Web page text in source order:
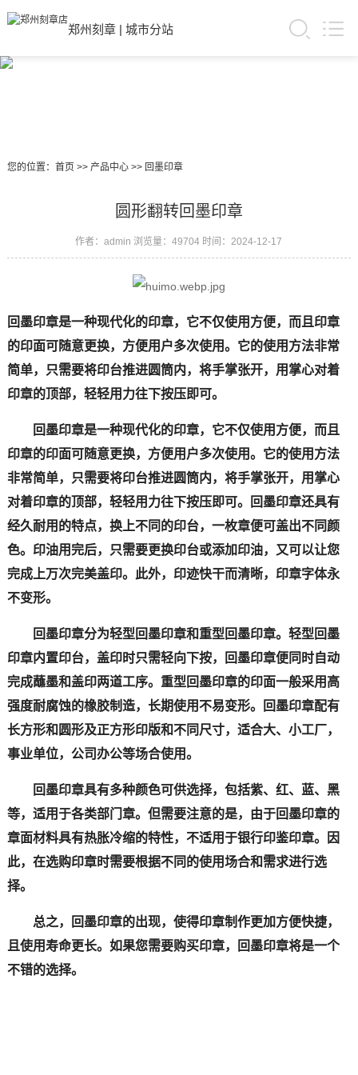
郑州刻章| 城市分站
您的位置： 首页 >> 产品中心>> 回墨印章
圆形翻转回墨印章
作者：admin 浏览量：49704 时间：2024-12-17
回墨印章是一种现代化的印章，它不仅使用方便，而且印章
的印面可随意更换，方便用户多次使用。它的使用方法非常
简单，只需要将印台推进圆筒内，将手掌张开，用掌心对着
印章的顶部，轻轻用力往下按压即可。
回墨印章是一种现代化的印章，它不仅使用方便，而且
印章的印面可随意更换，方便用户多次使用。它的使用方法
非常简单，只需要将印台推进圆筒内，将手掌张开，用掌心
对着印章的顶部，轻轻用力往下按压即可。回墨印章还具有
经久耐用的特点，换上不同的印台，一枚章便可盖出不同颜
色。印油用完后，只需要更换印台或添加印油，又可以让您
完成上万次完美盖印。此外，印迹快干而清晰，印章字体永
不变形。
回墨印章分为轻型回墨印章和重型回墨印章。轻型回墨
印章内置印台，盖印时只需轻向下按，回墨印章便同时自动
完成蘸墨和盖印两道工序。重型回墨印章的印面一般采用高
强度耐腐蚀的橡胶制造，长期使用不易变形。回墨印章配有
长方形和圆形及正方形印版和不同尺寸，适合大、小工厂，
事业单位，公司办公等场合使用。
回墨印章具有多种颜色可供选择，包括紫、红、蓝、黑
等，适用于各类部门章。但需要注意的是，由于回墨印章的
章面材料具有热胀冷缩的特性，不适用于银行印鉴印章。因
此，在选购印章时需要根据不同的使用场合和需求进行选
择。
总之，回墨印章的出现，使得印章制作更加方便快捷，
且使用寿命更长。如果您需要购买印章，回墨印章将是一个
不错的选择。